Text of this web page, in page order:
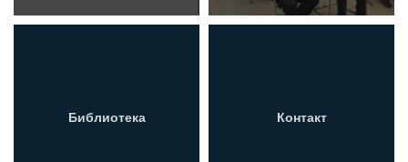
Библиотека Контакт